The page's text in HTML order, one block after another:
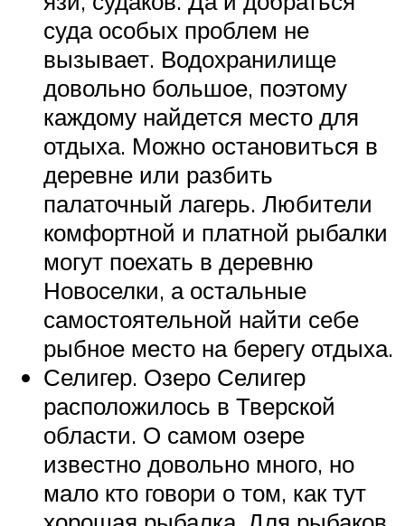
суда особых проблем не
вызывает. Водохранилище
довольно большое, поэтому
каждому найдется место для
отдыха. Можно остановиться в
деревне или разбить
палаточный лагерь. Любители
комфортной и платной рыбалки
могут поехать в деревню
Новоселки, а остальные
самостоятельной найти себе
рыбное место на берегу отдыха.
Селигер. Озеро Селигер
расположилось в Тверской
области. О самом озере
известно довольно много, но
мало кто говори о том, как тут